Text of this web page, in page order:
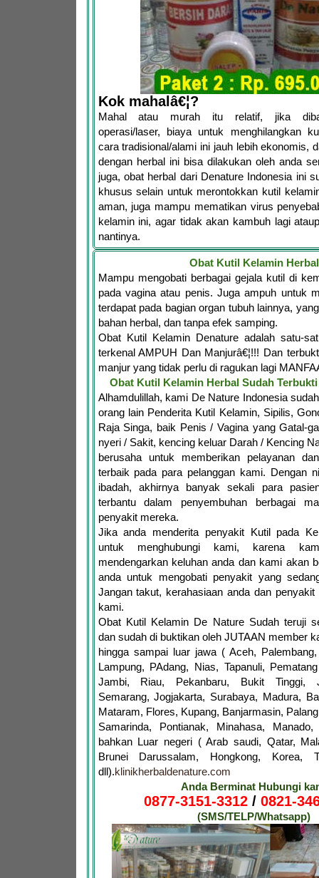
Kok mahalâ€¦?
Mahal atau murah itu relatif, jika
operasi/laser, biaya untuk menghilangkan
cara tradisional/alami ini jauh lebih ekonomis,
dengan herbal ini bisa dilakukan oleh anda
juga, obat herbal dari Denature Indonesia ini
khusus selain untuk merontokkan kutil
aman, juga mampu mematikan virus
kelamin ini, agar tidak akan kambuh lagi
nantinya.
Obat Kutil Kelamin Herbal
Mampu mengobati berbagai gejala kutil di
pada vagina atau penis. Juga ampuh untuk
terdapat pada bagian organ tubuh lainnya,
bahan herbal, dan tanpa efek samping.
Obat Kutil Kelamin Denature adalah satu-
terkenal AMPUH Dan Manjurâ€¦!!! Dan
manjur yang tidak perlu di ragukan lagi
Obat Kutil Kelamin Herbal Sudah
Alhamdulillah, kami De Nature Indonesia
orang lain Penderita Kutil Kelamin, Sipilis,
Raja Singa, baik Penis / Vagina yang Gatal-
nyeri / Sakit, kencing keluar Darah / Kencing
berusaha untuk memberikan pelayanan
terbaik pada para pelanggan kami. Dengan
ibadah, akhirnya banyak sekali para
terbantu dalam penyembuhan berbagai
penyakit mereka.
Jika anda menderita penyakit Kutil pada
untuk menghubungi kami, karena
mendengarkan keluhan anda dan kami akan
anda untuk mengobati penyakit yang
Jangan takut, kerahasiaan anda dan penyakit
kami.
Obat Kutil Kelamin De Nature Sudah teruji
dan sudah di buktikan oleh JUTAAN member
hingga sampai luar jawa ( Aceh,
Lampung, PAdang, Nias, Tapanuli,
Jambi, Riau, Pekanbaru, Bukit Tinggi,
Semarang, Jogjakarta, Surabaya, Madura,
Mataram, Flores, Kupang, Banjarmasin,
Samarinda, Pontianak, Minahasa,
bahkan Luar negeri ( Arab saudi, Qatar,
Brunei Darussalam, Hongkong, Korea,
dll).klinikherbaldenature.com
Anda Berminat Hubungi
0877-3151-3312 /0821-
(SMS/TELP/Whatsapp)